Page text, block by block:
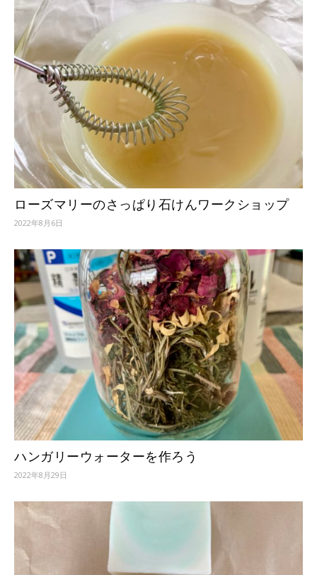
ローズマリーのさっぱり石けんワークショップ
2022年8月6日
ハンガリーウォーターを作ろう
2022年8月29日